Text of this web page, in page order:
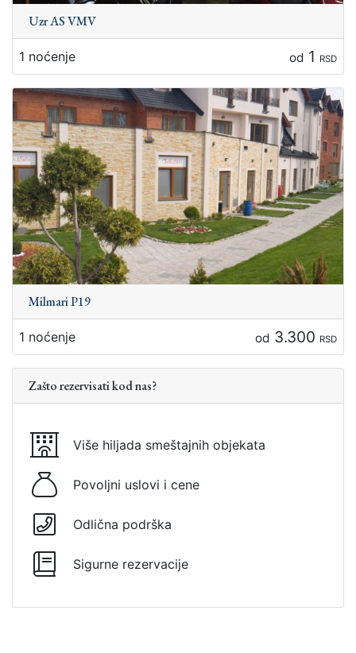
Uzr AS VMV
1 noćenje od 1 RSD
Milmari P19
1 noćenje od 3.300 RSD
Zašto rezervisati kod nas?
Više hiljada smeštajnih objekata
Povoljni uslovi i cene
Odlična podrška
Sigurne rezervacije